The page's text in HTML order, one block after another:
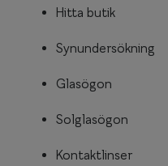
Hitta butik
Synundersökning
Glasögon
Solglasögon
Kontaktlinser